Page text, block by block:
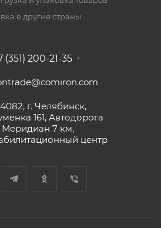
в другие страны
(351) 200-21-35
г. Челябинск,
161, Автодорога
Меридиан 7 км,
центр